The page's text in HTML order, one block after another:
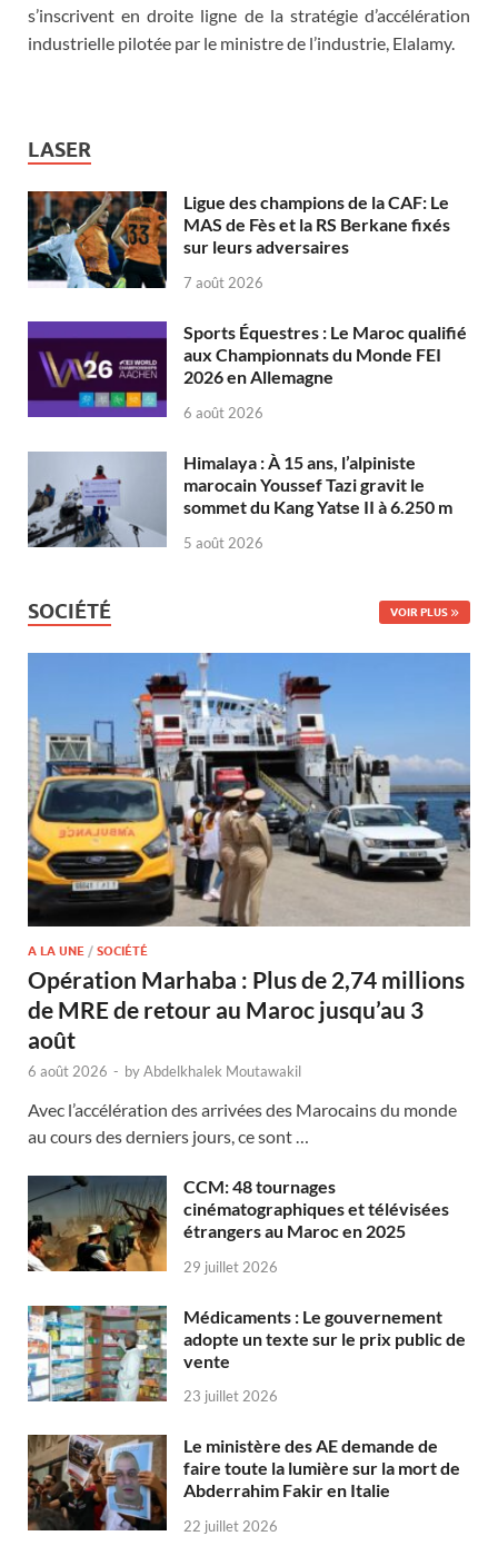
s’inscrivent en droite ligne de la stratégie d’accélération
industrielle pilotée par le ministre de l’industrie, Elalamy.
LASER
Ligue des champions de la CAF: Le
MAS de Fès et la RS Berkane fixés
sur leurs adversaires
7 août 2026
Sports Équestres : Le Maroc qualifié
aux Championnats du Monde FEI
2026 en Allemagne
6 août 2026
Himalaya : À 15 ans, l’alpiniste
marocain Youssef Tazi gravit le
sommet du Kang Yatse II à 6.250 m
5 août 2026
SOCIÉTÉ VOIR PLUS
A LA UNE / SOCIÉTÉ
Opération Marhaba : Plus de 2,74 millions
de MRE de retour au Maroc jusqu’au 3
août
6 août 2026 - byAbdelkhalek Moutawakil
Avec l’accélération des arrivées des Marocains du monde
au cours des derniers jours, ce sont …
CCM: 48 tournages
cinématographiques et télévisées
étrangers au Maroc en 2025
29 juillet 2026
Médicaments : Le gouvernement
adopte un texte sur le prix public de
vente
23 juillet 2026
Le ministère des AE demande de
faire toute la lumière sur la mort de
Abderrahim Fakir en Italie
22 juillet 2026